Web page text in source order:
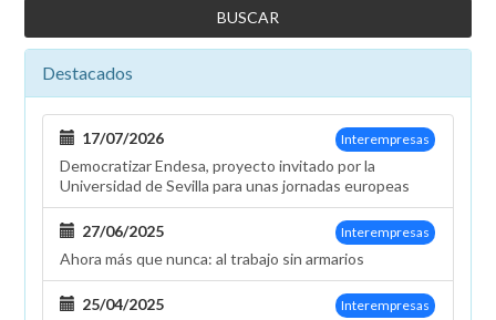
Destacados
Interempresas
17/07/2026
Democratizar Endesa, proyecto invitado por la
Universidad de Sevilla para unas jornadas europeas
Interempresas
27/06/2025
Ahora más que nunca: al trabajo sin armarios
Interempresas
25/04/2025